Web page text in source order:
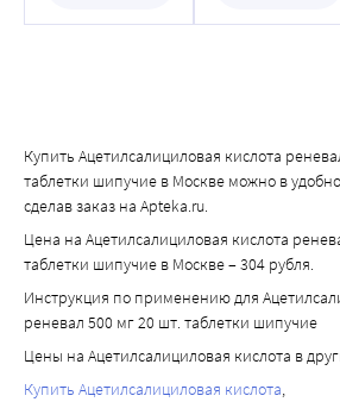
Купить Ацетилсалициловая кислота
таблетки шипучие в Москве можно в
сделав заказ на Apteka.ru.
Цена на Ацетилсалициловая кислота
таблетки шипучие в Москве – 304 рубля.
Инструкция по применению для
реневал 500 мг 20 шт. таблетки шипучие
Цены на Ацетилсалициловая кислота в
Купить Ацетилсалициловая кислота